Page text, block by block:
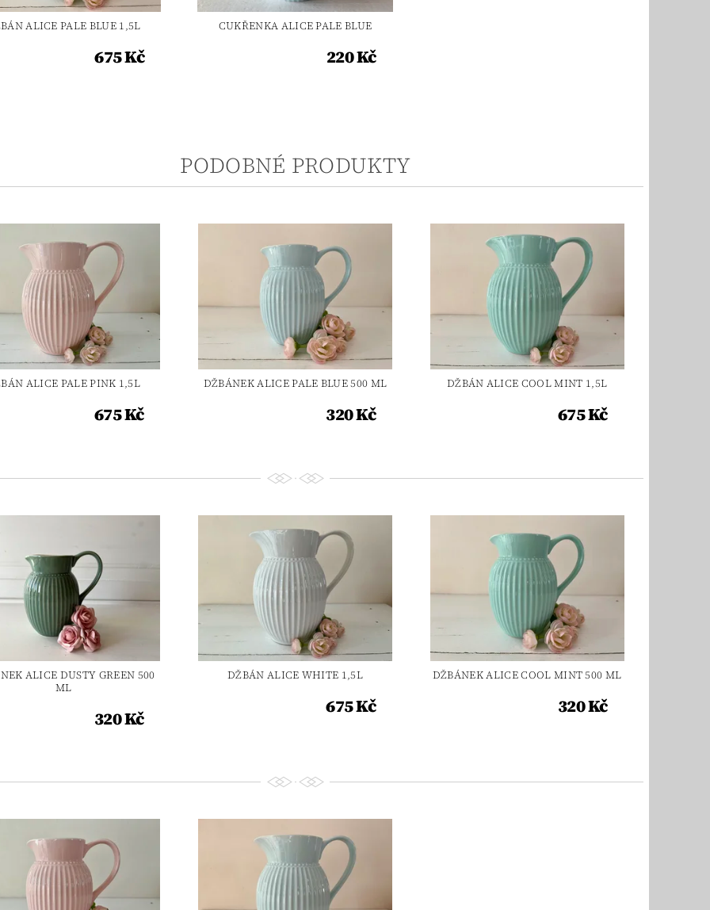
ALICE PALE BLUE 1,5L
675 Kč
CUKŘENKA ALICE PALE BLUE
220 Kč
PODOBNÉ PRODUKTY
ALICE PALE PINK 1,5L
675 Kč
DŽBÁNEK ALICE PALE BLUE 500 ML
320 Kč
DŽBÁN ALICE COOL MINT 1,5L
675 Kč
ALICE DUSTY GREEN 500
ML
320 Kč
DŽBÁN ALICE WHITE 1,5L
675 Kč
DŽBÁNEK ALICE COOL MINT 500 ML
320 Kč